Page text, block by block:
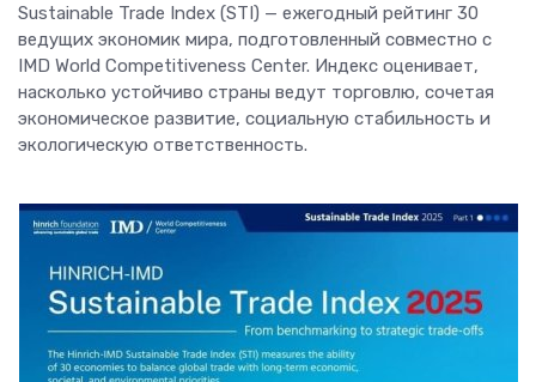
Sustainable Trade Index (STI) — ежегодный рейтинг 30
ведущих экономик мира, подготовленный совместно с
IMD World Competitiveness Center. Индекс оценивает,
насколько устойчиво страны ведут торговлю, сочетая
экономическое развитие, социальную стабильность и
экологическую ответственность.